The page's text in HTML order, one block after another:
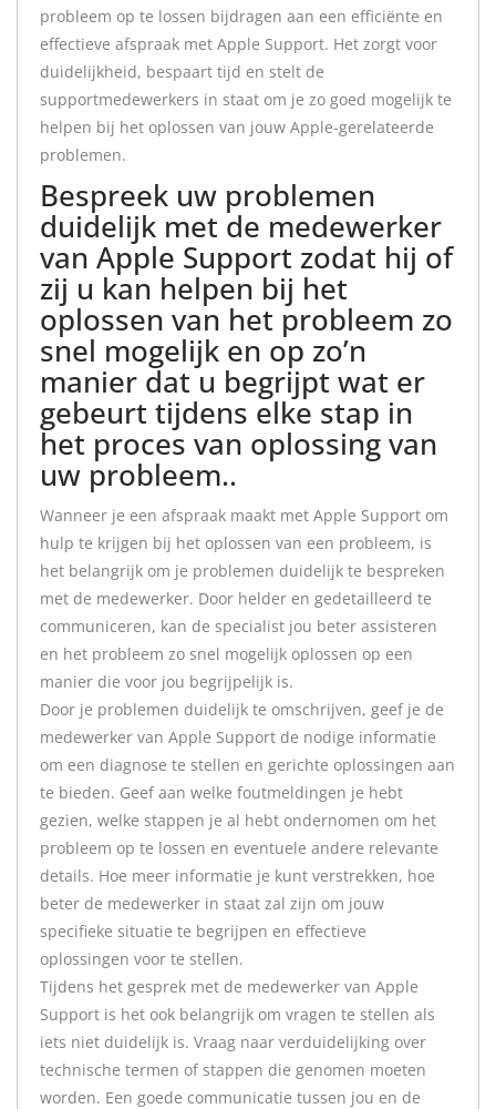
probleem op te lossen bijdragen aan een efficiënte en
effectieve afspraak met Apple Support. Het zorgt voor
duidelijkheid, bespaart tijd en stelt de
supportmedewerkers in staat om je zo goed mogelijk te
helpen bij het oplossen van jouw Apple-gerelateerde
problemen.
Bespreek uw problemen
duidelijk met de medewerker
van Apple Support zodat hij of
zij u kan helpen bij het
oplossen van het probleem zo
snel mogelijk en op zo’n
manier dat u begrijpt wat er
gebeurt tijdens elke stap in
het proces van oplossing van
uw probleem..
Wanneer je een afspraak maakt met Apple Support om
hulp te krijgen bij het oplossen van een probleem, is
het belangrijk om je problemen duidelijk te bespreken
met de medewerker. Door helder en gedetailleerd te
communiceren, kan de specialist jou beter assisteren
en het probleem zo snel mogelijk oplossen op een
manier die voor jou begrijpelijk is.
Door je problemen duidelijk te omschrijven, geef je de
medewerker van Apple Support de nodige informatie
om een diagnose te stellen en gerichte oplossingen aan
te bieden. Geef aan welke foutmeldingen je hebt
gezien, welke stappen je al hebt ondernomen om het
probleem op te lossen en eventuele andere relevante
details. Hoe meer informatie je kunt verstrekken, hoe
beter de medewerker in staat zal zijn om jouw
specifieke situatie te begrijpen en effectieve
oplossingen voor te stellen.
Tijdens het gesprek met de medewerker van Apple
Support is het ook belangrijk om vragen te stellen als
iets niet duidelijk is. Vraag naar verduidelijking over
technische termen of stappen die genomen moeten
worden. Een goede communicatie tussen jou en de